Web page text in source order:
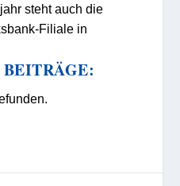
steht auch die
Filiale in